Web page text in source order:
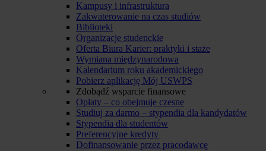
Kampusy i infrastruktura
Zakwaterowanie na czas studiów
Biblioteki
Organizacje studenckie
Oferta Biura Karier: praktyki i staże
Wymiana międzynarodowa
Kalendarium roku akademickiego
Pobierz aplikację Mój USWPS
Zdobądź wsparcie finansowe
Opłaty – co obejmuje czesne
Studiuj za darmo – stypendia dla kandydatów
Stypendia dla studentów
Preferencyjne kredyty
Dofinansowanie przez pracodawcę